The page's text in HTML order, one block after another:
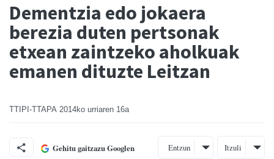
Dementzia edo jokaera
berezia duten pertsonak
etxean zaintzeko aholkuak
emanen dituzte Leitzan
TTIPI-TTAPA 2014ko urriaren 16a
Gehitu gaitzazu Googlen Entzun Itzuli